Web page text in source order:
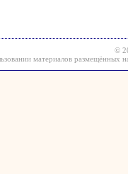
©
материалов размещённых